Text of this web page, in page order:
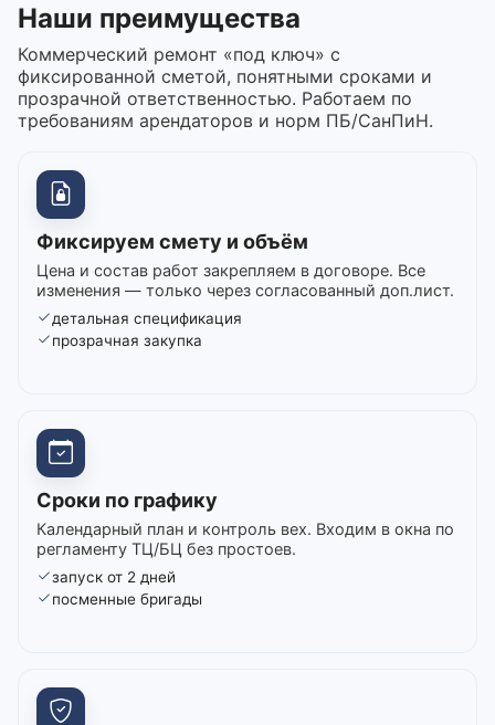
Наши преимущества
Коммерческий ремонт «под ключ» с
фиксированной сметой, понятными сроками и
прозрачной ответственностью. Работаем по
требованиям арендаторов и норм ПБ/СанПиН.
Фиксируем смету и объём
Цена и состав работ закрепляем в договоре. Все
изменения — только через согласованный доп.лист.
детальная спецификация
прозрачная закупка
Сроки по графику
Календарный план и контроль вех. Входим в окна по
регламенту ТЦ/БЦ без простоев.
запуск от 2 дней
посменные бригады